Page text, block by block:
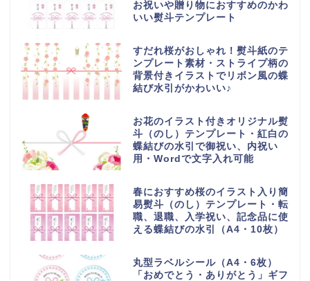
お祝いや贈り物におすすめのかわ
いい熨斗テンプレート
すだれ桜がおしゃれ！熨斗紙のテ
ンプレート素材・ストライプ柄の
背景付きイラストでリボン風の蝶
結び水引がかわいい♪
お花のイラスト付きオリジナル熨
斗（のし）テンプレート・紅白の
蝶結びの水引で御祝い、内祝い
用・Wordで文字入れ可能
春におすすめ桜のイラスト入り簡
易熨斗（のし）テンプレート・転
職、退職、入学祝い、記念品に使
える蝶結びの水引（A4・10枚）
丸型ラベルシール（A4・6枚）
「おめでとう・ありがとう」ギフ